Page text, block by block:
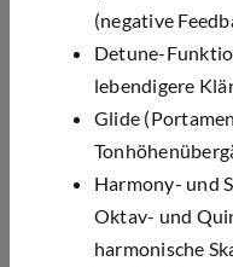
(negative
Detune-
lebendigere
Glide
Harmony- und
Oktav- und
harmonische